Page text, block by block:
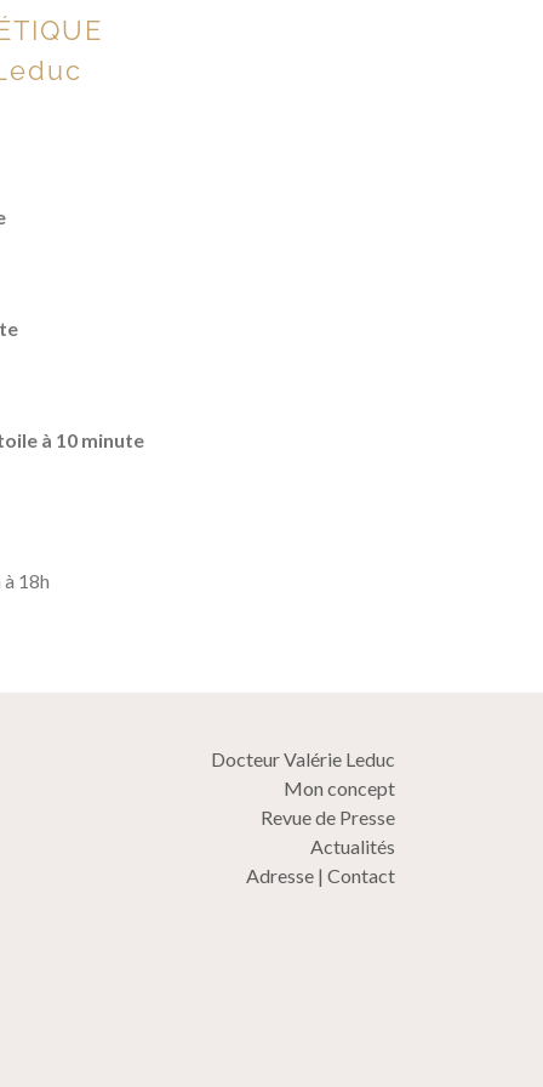
à 10 minute
18h
Docteur Valérie Leduc
Mon concept
Revue de Presse
Actualités
Adresse | Contact